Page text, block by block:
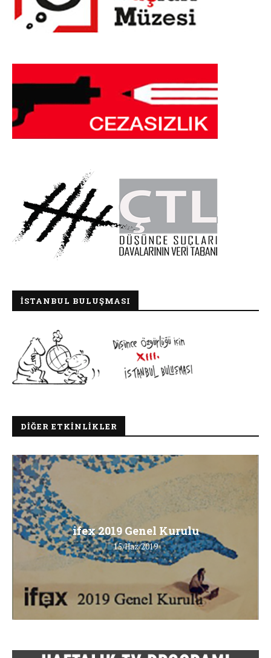
İSTANBUL BULUŞMASI
DIĞER ETKINLIKLER
ifex 2019 Genel Kurulu
15/Haz/2019